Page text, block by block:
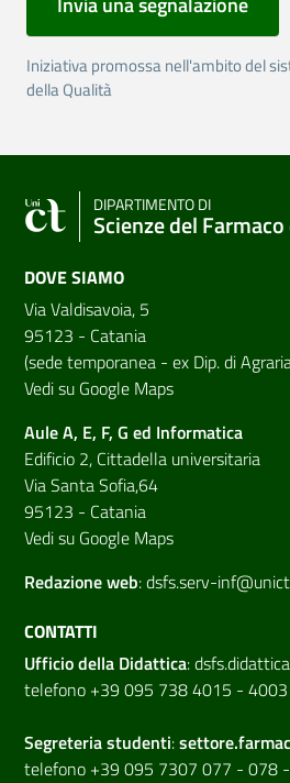
Iniziativa promossa nell'ambito del
della Qualità
DIPARTIMENTO DI
Scienze del
DOVE SIAMO
Via Valdisavoia, 5
95123 - Catania
(sede temporanea - ex Dip. di
Vedi su Google Maps
Aule A, E, F, G ed Informatica
Edificio 2, Cittadella universitaria
Via Santa Sofia,64
95123 - Catania
Vedi su Google Maps
Redazione web:dsfs.serv-
CONTATTI
Ufficio della Didattica:
telefono +39 095 738 4015 -
Segreteria studenti:
telefono +39 095 7307 077 - 078